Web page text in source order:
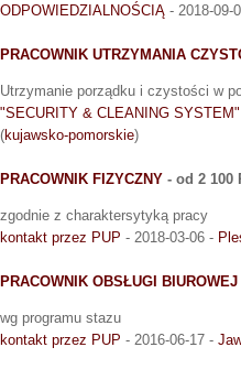
ODPOWIEDZIALNOŚCIĄ - 2018-09-
PRACOWNIK UTRZYMANIA
Utrzymanie porządku i czystości w
"SECURITY & CLEANING
(kujawsko-pomorskie)
PRACOWNIK FIZYCZNY - od 2 100
zgodnie z charaktersytyką pracy
kontakt przez PUP - 2018-03-06 -
PRACOWNIK OBSŁUGI BIUROWEJ
wg programu stazu
kontakt przez PUP - 2016-06-17 -